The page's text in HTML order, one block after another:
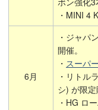
・MINI 4
6月
・ジャパ
開催。
・ スーパ
・リトル
シ) が限定
・HG ロ